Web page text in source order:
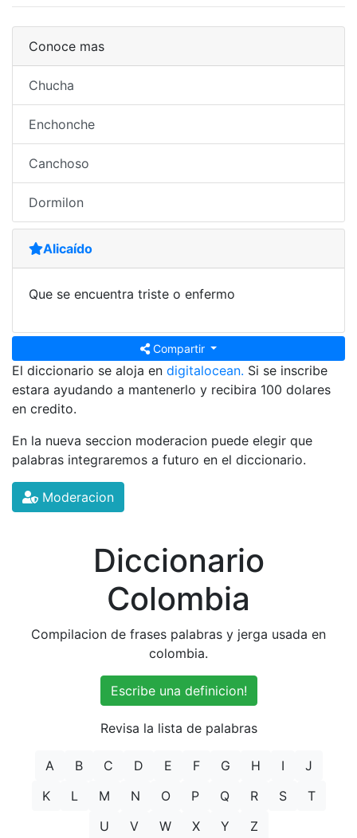
Conoce mas
Chucha
Enchonche
Canchoso
Dormilon
Alicaído
Que se encuentra triste o enfermo
Compartir
El diccionario se aloja en digitalocean. Si se inscribe
estara ayudando a mantenerlo y recibira 100 dolares
en credito.
En la nueva seccion moderacion puede elegir que
palabras integraremos a futuro en el diccionario.
Moderacion
Diccionario
Colombia
Compilacion de frases palabras y jerga usada en
colombia.
Escribe una definicion!
Revisa la lista de palabras
A B C D E F G H I
J
K
L M N O P Q R S
T
U
V W X Y Z